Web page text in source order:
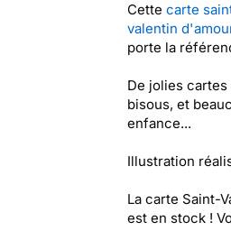
Cette carte
valentin
porte la
De jolies
bisous, et
enfance...
Illustration
La carte Saint-
est en stock !